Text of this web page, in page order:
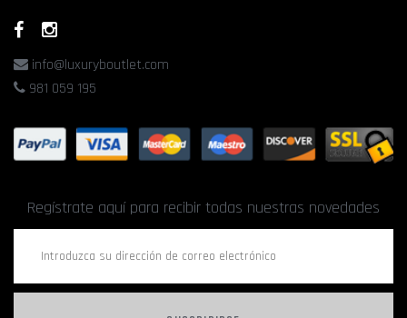
info@luxuryboutlet.com
981 059 195
Regístrate aquí para recibir todas nuestras novedades